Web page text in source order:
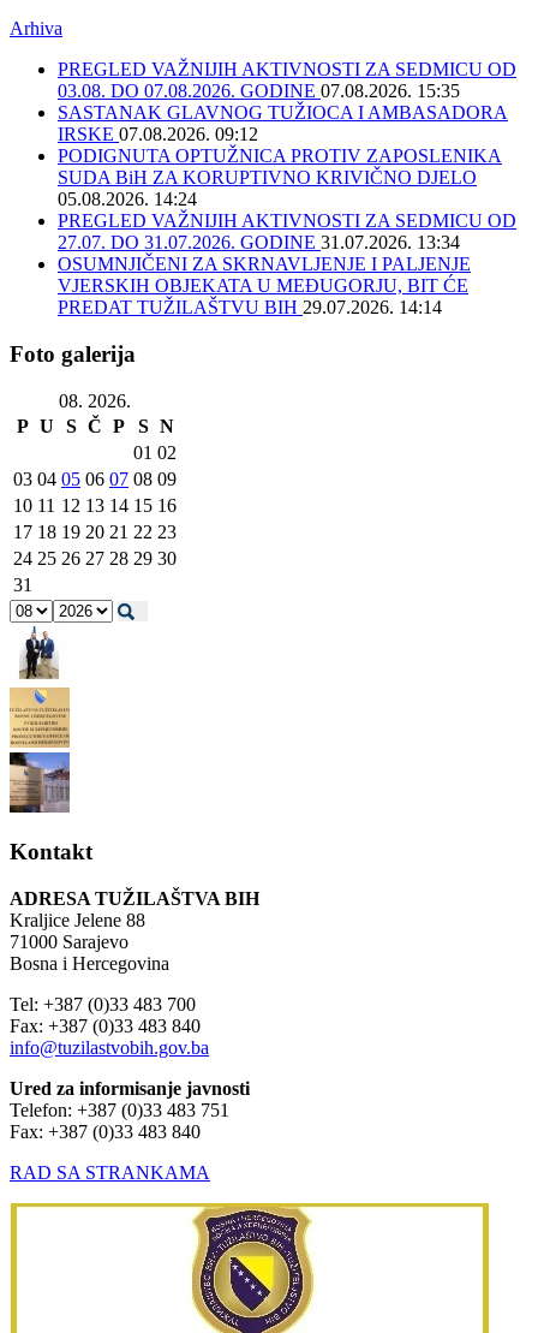
Arhiva
PREGLED VAŽNIJIH AKTIVNOSTI ZA SEDMICU OD
03.08. DO 07.08.2026. GODINE 07.08.2026. 15:35
SASTANAK GLAVNOG TUŽIOCA I AMBASADORA
IRSKE 07.08.2026. 09:12
PODIGNUTA OPTUŽNICA PROTIV ZAPOSLENIKA
SUDA BiH ZA KORUPTIVNO KRIVIČNO DJELO
05.08.2026. 14:24
PREGLED VAŽNIJIH AKTIVNOSTI ZA SEDMICU OD
27.07. DO 31.07.2026. GODINE 31.07.2026. 13:34
OSUMNJIČENI ZA SKRNAVLJENJE I PALJENJE
VJERSKIH OBJEKATA U MEĐUGORJU, BIT ĆE
PREDAT TUŽILAŠTVU BIH 29.07.2026. 14:14
Foto galerija
08. 2026.
P U S Č P S N
01 02
03 04 05 06 07 08 09
10 11 12 13 14 15 16
17 18 19 20 21 22 23
24 25 26 27 28 29 30
31
Kontakt
ADRESA TUŽILAŠTVA BIH
Kraljice Jelene 88
71000 Sarajevo
Bosna i Hercegovina
Tel: +387 (0)33 483 700
Fax: +387 (0)33 483 840
info@tuzilastvobih.gov.ba
Ured za informisanje javnosti
Telefon: +387 (0)33 483 751
Fax: +387 (0)33 483 840
RAD SA STRANKAMA